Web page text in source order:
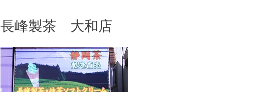
長峰製茶 大和店